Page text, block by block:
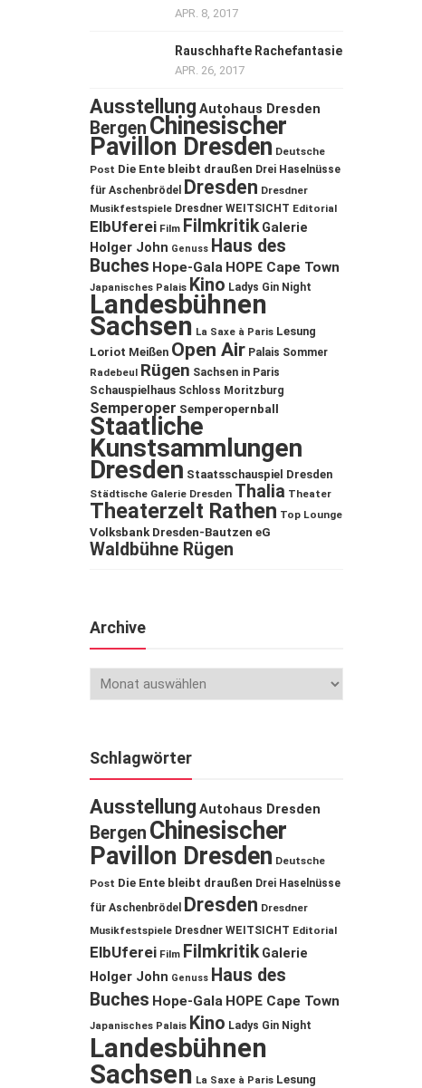
APR. 8, 2017
Rauschhafte Rachefantasie
APR. 26, 2017
Ausstellung Autohaus Dresden
Bergen Chinesischer
Pavillon Dresden Deutsche
Post Die Ente bleibt draußen Drei Haselnüsse
für Aschenbrödel
Dresden Dresdner
Musikfestspiele Dresdner WEITSICHT Editorial
ElbUferei Film Filmkritik Galerie
Holger John Genuss Haus des
Buches Hope-Gala HOPE Cape Town
Japanisches Palais Kino Ladys Gin Night
Landesbühnen
Sachsen La Saxe à Paris Lesung
Loriot Meißen Open Air Palais Sommer
Radebeul Rügen Sachsen in Paris
Schauspielhaus Schloss Moritzburg
Semperoper Semperopernball
Staatliche
Kunstsammlungen
Dresden Staatsschauspiel Dresden
Städtische Galerie Dresden Thalia Theater
Theaterzelt Rathen Top Lounge
Volksbank Dresden-Bautzen eG
Waldbühne Rügen
Archive
Schlagwörter
Ausstellung Autohaus Dresden
Bergen Chinesischer
Pavillon Dresden Deutsche
Post Die Ente bleibt draußen Drei Haselnüsse
für Aschenbrödel
Dresden Dresdner
Musikfestspiele Dresdner WEITSICHT Editorial
ElbUferei Film Filmkritik Galerie
Holger John Genuss Haus des
Buches Hope-Gala HOPE Cape Town
Japanisches Palais Kino Ladys Gin Night
Landesbühnen
Sachsen La Saxe à Paris Lesung